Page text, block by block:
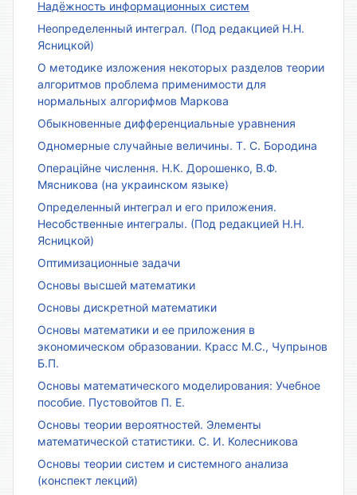
Надёжность информационных систем
Неопределенный интеграл. (Под редакцией Н.Н.
Ясницкой)
О методике изложения некоторых разделов теории
алгоритмов проблема применимости для
нормальных алгорифмов Маркова
Обыкновенные дифференциальные уравнения
Одномерные случайные величины. Т. С. Бородина
Операційне числення. Н.К. Дорошенко, В.Ф.
Мясникова (на украинском языке)
Определенный интеграл и его приложения.
Несобственные интегралы. (Под редакцией Н.Н.
Ясницкой)
Оптимизационные задачи
Основы высшей математики
Основы дискретной математики
Основы математики и ее приложения в
экономическом образовании. Красс М.С., Чупрынов
Б.П.
Основы математического моделирования: Учебное
пособие. Пустовойтов П. Е.
Основы теории вероятностей. Элементы
математической статистики. С. И. Колесникова
Основы теории систем и системного анализа
(конспект лекций)